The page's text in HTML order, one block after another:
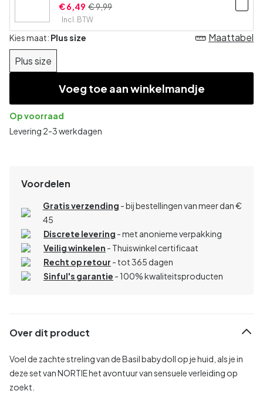
€ 6,49 € 9,99
Incl. BTW
Kies maat: Plus size
Plus size
Maattabel
Voeg toe aan winkelmandje
Op voorraad
Levering 2-3 werkdagen
Voordelen
Gratis verzending - bij bestellingen van meer dan €
45
Discrete levering - met anonieme verpakking
Veilig winkelen - Thuiswinkel certificaat
Recht op retour - tot 365 dagen
Sinful's garantie - 100% kwaliteitsproducten
Over dit product
Voel de zachte streling van de Basil babydoll op je huid, als je in
deze set van NORTIE het avontuur van sensuele verleiding op
zoekt.